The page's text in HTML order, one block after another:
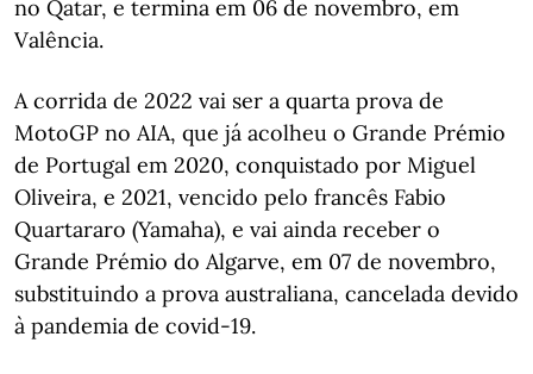
no Qatar, e termina em 06 de novembro, em
Valência.
A corrida de 2022 vai ser a quarta prova de
MotoGP no AIA, que já acolheu o Grande Prémio
de Portugal em 2020, conquistado por Miguel
Oliveira, e 2021, vencido pelo francês Fabio
Quartararo (Yamaha), e vai ainda receber o
Grande Prémio do Algarve, em 07 de novembro,
substituindo a prova australiana, cancelada devido
à pandemia de covid-19.